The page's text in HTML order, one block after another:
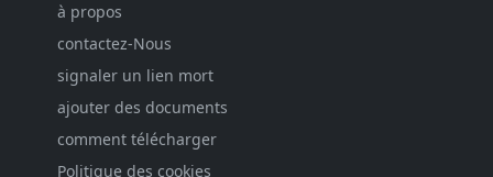
à propos
contactez-Nous
signaler un lien mort
ajouter des documents
comment télécharger
Politique des cookies